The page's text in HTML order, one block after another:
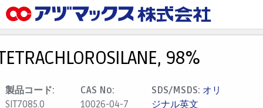
メニュー
お気に入り
カート
98%
製品コード:
SIT7085.0
CAS No:
10026-04-7
SDS/MSDS: オリ
ジナル英文